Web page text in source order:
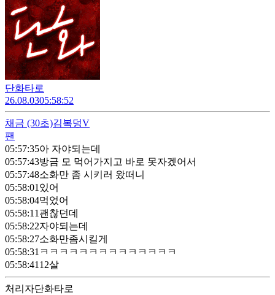
단화타로
26.08.0305:58:52
채금 (30초)김복덩V
팬
05:57:35아 자야되는데
05:57:43방금 모 먹어가지고 바로 못자겠어서
05:57:48소화만 좀 시키러 왔떠니
05:58:01 있어
05:58:04먹었어
05:58:11 괜찮던데
05:58:22자야되는데
05:58:27소화만좀시킬게
05:58:31 ㅋㅋㅋㅋㅋㅋㅋㅋㅋㅋㅋㅋㅋㅋ
05:58:41 12살
처리자단화타로